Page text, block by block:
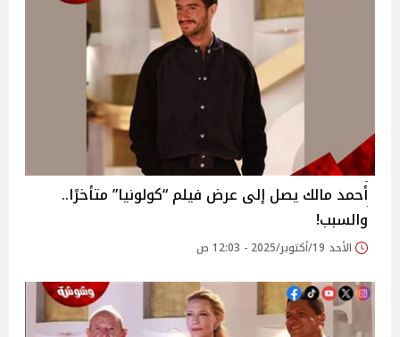
أحمد مالك يصل إلى عرض فيلم “كولونيا” متأخرًا..
والسبب!
الأحد 19/أكتوبر/2025 - 12:03 ص